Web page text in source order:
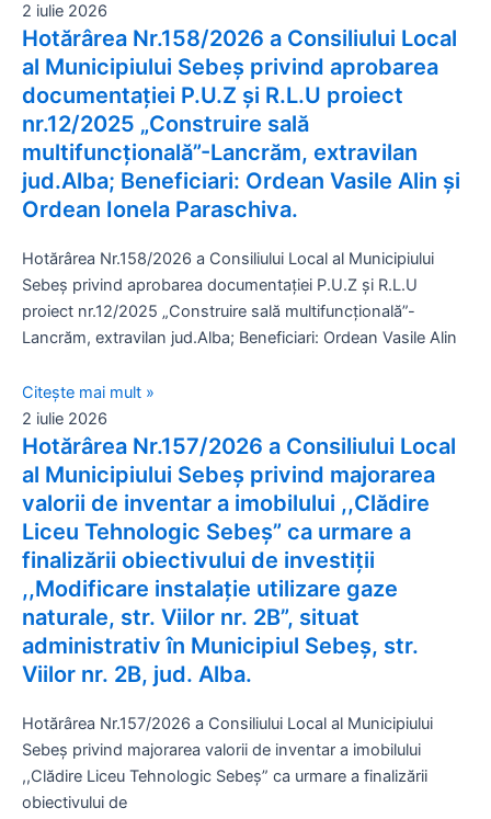
2 iulie 2026
Hotărârea Nr.158/2026 a Consiliului Local
al Municipiului Sebeș privind aprobarea
documentației P.U.Z și R.L.U proiect
nr.12/2025 „Construire sală
multifuncțională”-Lancrăm, extravilan
jud.Alba; Beneficiari: Ordean Vasile Alin și
Ordean Ionela Paraschiva.
Hotărârea Nr.158/2026 a Consiliului Local al Municipiului
Sebeș privind aprobarea documentației P.U.Z și R.L.U
proiect nr.12/2025 „Construire sală multifuncțională”-
Lancrăm, extravilan jud.Alba; Beneficiari: Ordean Vasile Alin
Citește mai mult »
2 iulie 2026
Hotărârea Nr.157/2026 a Consiliului Local
al Municipiului Sebeș privind majorarea
valorii de inventar a imobilului ,,Clădire
Liceu Tehnologic Sebeș” ca urmare a
finalizării obiectivului de investiții
,,Modificare instalație utilizare gaze
naturale, str. Viilor nr. 2B”, situat
administrativ în Municipiul Sebeș, str.
Viilor nr. 2B, jud. Alba.
Hotărârea Nr.157/2026 a Consiliului Local al Municipiului
Sebeș privind majorarea valorii de inventar a imobilului
,,Clădire Liceu Tehnologic Sebeș” ca urmare a finalizării
obiectivului de